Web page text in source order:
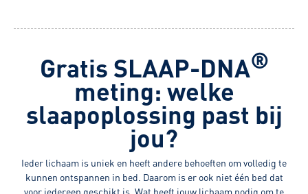
Gratis SLAAP-DNA®
meting: welke
slaapoplossing past bij
jou?
Ieder lichaam is uniek en heeft andere behoeften om volledig te
kunnen ontspannen in bed. Daarom is er ook niet één bed dat